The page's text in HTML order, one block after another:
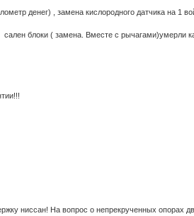
денег) , замена кислородного датчика на 1
блоки ( замена. Вместе с рычагами)умерли
ниссан! На вопрос о непрекрученных опорах